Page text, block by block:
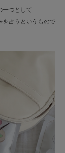
一つとして
を占うというもので